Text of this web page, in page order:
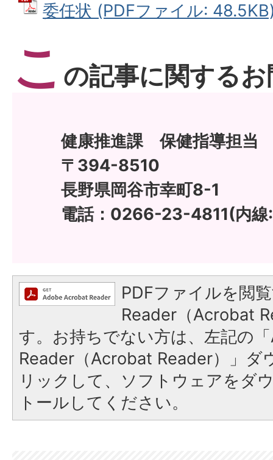
委任状 (PDFファイル:
こ の記事に関する
健康推進課 保健指導担当
〒394-8510
長野県岡谷市幸町8-1
電話：0266-23-4811(内線
PDFファイルを閲
Reader（Acrobat
す。お持ちでない方は、左記の
Reader（Acrobat Reader）」ダ
リックして、ソフトウェアをダ
トールしてください。